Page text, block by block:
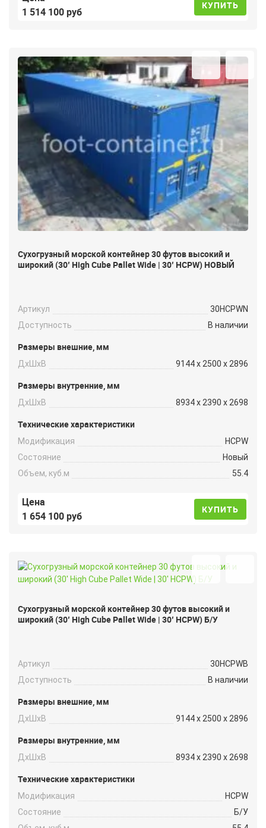
1 514 100 руб
КУПИТЬ
Сухогрузный морской контейнер 30 футов высокий и
широкий (30′ High Cube Pallet Wide | 30′ HCPW) НОВЫЙ
Артикул
30HCPWN
Доступность
В наличии
Размеры внешние, мм
ДxШxВ 9144 x 2500 x 2896
Размеры внутренние, мм
ДxШxВ 8934 x 2390 x 2698
Технические характеристики
Модификация
HCPW
Состояние
Новый
Объем, куб.м
55.4
Цена
1 654 100 руб
КУПИТЬ
Сухогрузный морской контейнер 30 футов высокий и
широкий (30′ High Cube Pallet Wide | 30′ HCPW) Б/У
Артикул
30HCPWB
Доступность
В наличии
Размеры внешние, мм
ДxШxВ 9144 x 2500 x 2896
Размеры внутренние, мм
ДxШxВ 8934 x 2390 x 2698
Технические характеристики
Модификация
HCPW
Состояние
Б/У